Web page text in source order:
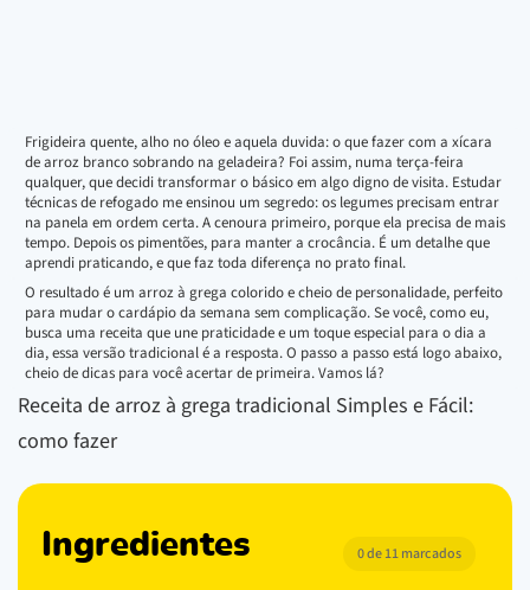
Frigideira quente, alho no óleo e aquela duvida: o que fazer com a xícara
de arroz branco sobrando na geladeira? Foi assim, numa terça-feira
qualquer, que decidi transformar o básico em algo digno de visita. Estudar
técnicas de refogado me ensinou um segredo: os legumes precisam entrar
na panela em ordem certa. A cenoura primeiro, porque ela precisa de mais
tempo. Depois os pimentões, para manter a crocância. É um detalhe que
aprendi praticando, e que faz toda diferença no prato final.
O resultado é um arroz à grega colorido e cheio de personalidade, perfeito
para mudar o cardápio da semana sem complicação. Se você, como eu,
busca uma receita que une praticidade e um toque especial para o dia a
dia, essa versão tradicional é a resposta. O passo a passo está logo abaixo,
cheio de dicas para você acertar de primeira. Vamos lá?
Receita de arroz à grega tradicional Simples e Fácil:
como fazer
Ingredientes 0 de 11 marcados